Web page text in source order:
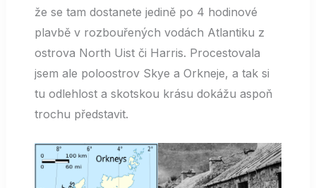
že se tam dostanete jedině po 4 hodinové
plavbě v rozbouřených vodách Atlantiku z
ostrova North Uist či Harris. Procestovala
jsem ale poloostrov Skye a Orkneje, a tak si
tu odlehlost a skotskou krásu dokážu aspoň
trochu představit.